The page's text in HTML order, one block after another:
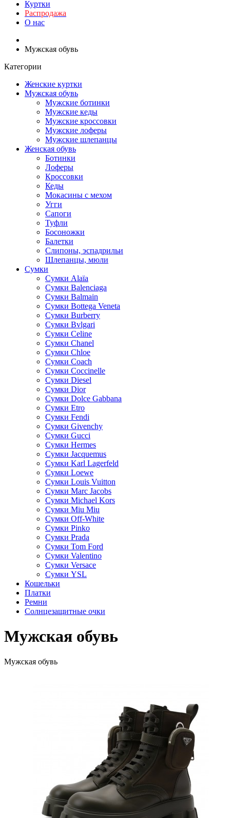
Куртки
Распродажа
О нас
Мужская обувь
Категории
Женские куртки
Мужская обувь
Мужские ботинки
Мужские кеды
Мужские кроссовки
Мужские лоферы
Мужские шлепанцы
Женская обувь
Ботинки
Лоферы
Кроссовки
Кеды
Мокасины с мехом
Угги
Сапоги
Туфли
Босоножки
Балетки
Слипоны, эспадрильи
Шлепанцы, мюли
Сумки
Cумки Alaïa
Сумки Balenciaga
Сумки Balmain
Сумки Bottega Veneta
Сумки Burberry
Сумки Bvlgari
Сумки Celine
Сумки Chanel
Сумки Chloe
Сумки Coach
Сумки Coccinelle
Сумки Diesel
Сумки Dior
Сумки Dolce Gabbana
Сумки Etro
Сумки Fendi
Сумки Givenchy
Сумки Gucci
Сумки Hermes
Сумки Jacquemus
Сумки Karl Lagerfeld
Сумки Loewe
Сумки Louis Vuitton
Сумки Marc Jacobs
Сумки Michael Kors
Сумки Miu Miu
Сумки Off-White
Сумки Pinko
Сумки Prada
Сумки Tom Ford
Cумки Valentino
Сумки Versace
Сумки YSL
Кошельки
Платки
Ремни
Солнцезащитные очки
Мужская обувь
Мужская обувь